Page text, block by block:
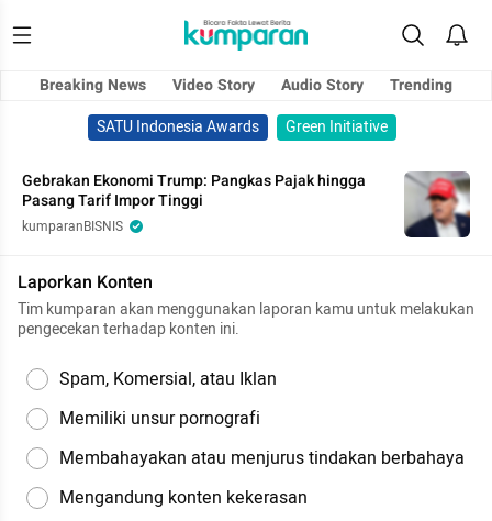
Breaking News Video Story Audio Story
Trending
SATU Indonesia Awards
Green Initiative
Gebrakan Ekonomi Trump: Pangkas Pajak hingga
Pasang Tarif Impor Tinggi
kumparanBISNIS
Laporkan Konten
Tim kumparan akan menggunakan laporan kamu untuk melakukan
pengecekan terhadap konten ini.
Spam, Komersial, atau Iklan
Memiliki unsur pornografi
Membahayakan atau menjurus tindakan berbahaya
Mengandung konten kekerasan